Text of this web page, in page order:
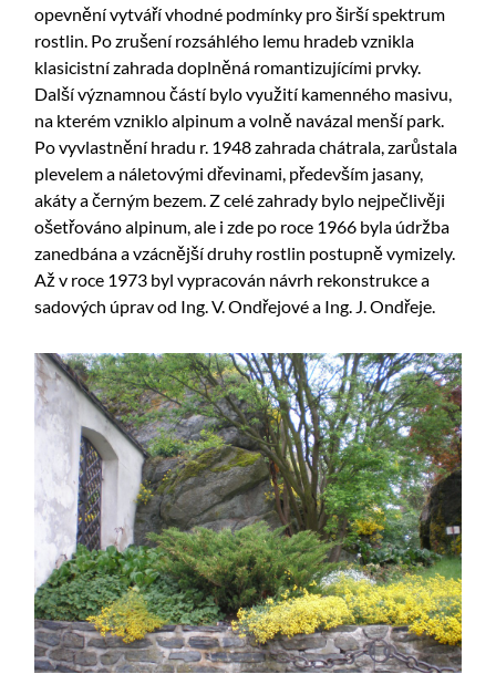
opevnění vytváří vhodné podmínky pro širší spektrum
rostlin. Po zrušení rozsáhlého lemu hradeb vznikla
klasicistní zahrada doplněná romantizujícími prvky.
Další významnou částí bylo využití kamenného masivu,
na kterém vzniklo alpinum a volně navázal menší park.
Po vyvlastnění hradu r. 1948 zahrada chátrala, zarůstala
plevelem a náletovými dřevinami, především jasany,
akáty a černým bezem. Z celé zahrady bylo nejpečlivěji
ošetřováno alpinum, ale i zde po roce 1966 byla údržba
zanedbána a vzácnější druhy rostlin postupně vymizely.
Až v roce 1973 byl vypracován návrh rekonstrukce a
sadových úprav od Ing. V. Ondřejové a Ing. J. Ondřeje.